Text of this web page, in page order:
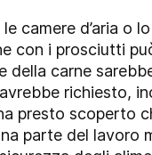
camere d’aria o
i prosciutti
della carne
richiesto,
presto scoperto
parte del lavoro